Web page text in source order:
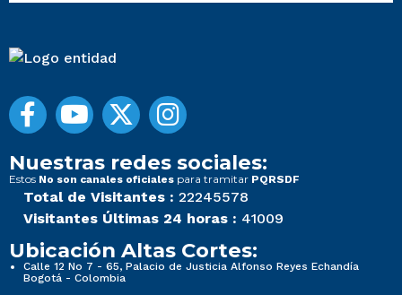
Nuestras redes sociales:
Estos No son canales oficiales para tramitar PQRSDF
Total de Visitantes : 22245578
Visitantes Últimas 24 horas : 41009
Ubicación Altas Cortes:
Calle 12 No 7 - 65, Palacio de Justicia Alfonso Reyes Echandía
Bogotá - Colombia